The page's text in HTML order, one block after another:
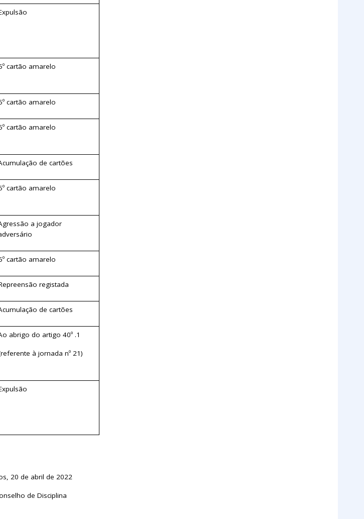
cartão amarelo
cartão amarelo
cartão amarelo
de cartões
cartão amarelo
a jogador
cartão amarelo
registada
de cartões
abrigo do artigo 40º .1
à jornada nº 21)
20 de abril de 2022
de Disciplina